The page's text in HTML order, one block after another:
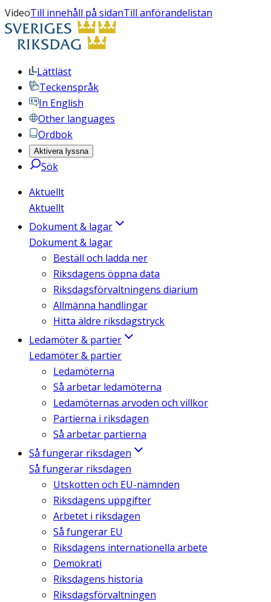
VideoTill innehåll på sidanTill anförandelistan
Lättläst
Teckenspråk
In English
Other languages
Ordbok
Aktivera lyssna
Sök
Aktuellt
Aktuellt
Dokument & lagar
Dokument & lagar
Beställ och ladda ner
Riksdagens öppna data
Riksdagsförvaltningens diarium
Allmänna handlingar
Hitta äldre riksdagstryck
Ledamöter & partier
Ledamöter & partier
Ledamöterna
Så arbetar ledamöterna
Ledamöternas arvoden och villkor
Partierna i riksdagen
Så arbetar partierna
Så fungerar riksdagen
Så fungerar riksdagen
Utskotten och EU-nämnden
Riksdagens uppgifter
Arbetet i riksdagen
Så fungerar EU
Riksdagens internationella arbete
Demokrati
Riksdagens historia
Riksdagsförvaltningen